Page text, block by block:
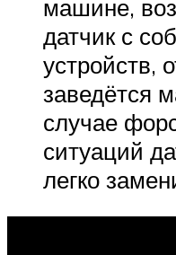
машине,
датчик с
устройств,
заведётся
случае
ситуаций
легко